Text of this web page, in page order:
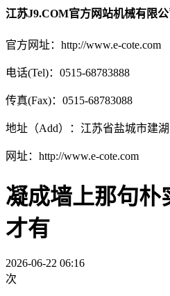
江苏J9.COM官方网站机械有限公
官方网址：http://www.e-cote.com
电话(Tel)：0515-68783888
传真(Fax)：0515-68783088
地址（Add）：江苏省盐城市建
网址：http://www.e-cote.com
凝成墙上那句朴
才有
2026-06-22 06:16
次